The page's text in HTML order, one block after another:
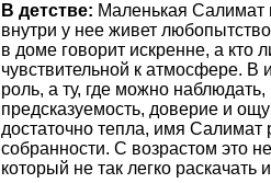
В детстве: Маленькая Салимат
внутри у нее живет
в доме говорит искренне, а кто
чувствительной к атмосфере. В
роль, а ту, где можно
предсказуемость, доверие и
достаточно тепла, имя Салимат
собранности. С возрастом это
который не так легко раскачать